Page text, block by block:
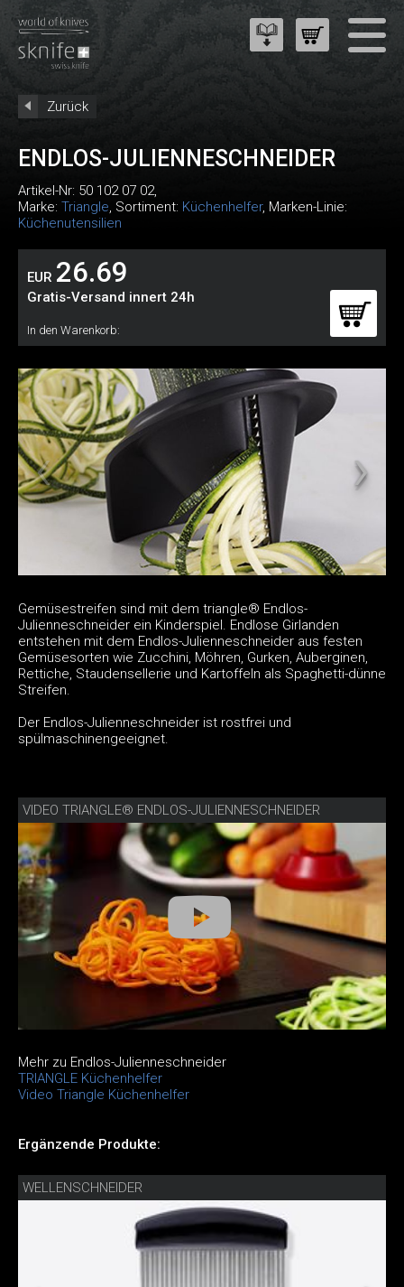
Zurück
ENDLOS-JULIENNESCHNEIDER
Artikel-Nr: 50 102 07 02,
Marke: Triangle, Sortiment: Küchenhelfer, Marken-Linie:
Küchenutensilien
EUR 26.69
Gratis-Versand innert 24h
In den Warenkorb:
Gemüsestreifen sind mit dem triangle® Endlos-
Julienneschneider ein Kinderspiel. Endlose Girlanden
entstehen mit dem Endlos-Julienneschneider aus festen
Gemüsesorten wie Zucchini, Möhren, Gurken, Auberginen,
Rettiche, Staudensellerie und Kartoffeln als Spaghetti-dünne
Streifen.
Der Endlos-Julienneschneider ist rostfrei und
spülmaschinengeeignet.
VIDEO TRIANGLE® ENDLOS-JULIENNESCHNEIDER
Mehr zu Endlos-Julienneschneider
TRIANGLE Küchenhelfer
Video Triangle Küchenhelfer
Ergänzende Produkte:
WELLENSCHNEIDER